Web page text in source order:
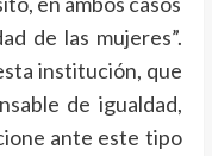
de las mujeres”.
institución, que
de igualdad,
ante este tipo